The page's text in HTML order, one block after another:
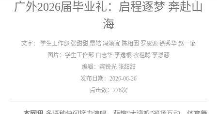
广外2026届毕业礼：启程逐梦 奔赴山
海
文字： 学生工作部 张甜甜 雷皓 冯颖宜 陈相因 罗思源 徐秀华 赵一璐
图片：学生工作部 白志华 李逸桐 农祖聪 李恩慈
编辑：宾锐光 张甜甜
发布日期：2026-06-26
点击数： 276次